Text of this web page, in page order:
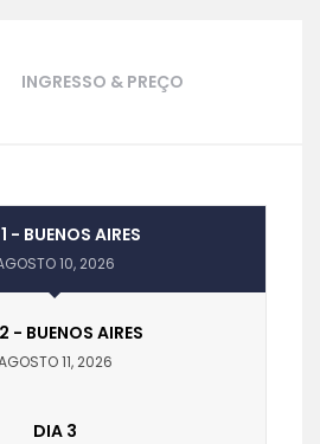
INGRESSO & PREÇO
- BUENOS AIRES
10, 2026
- BUENOS AIRES
11, 2026
DIA 3